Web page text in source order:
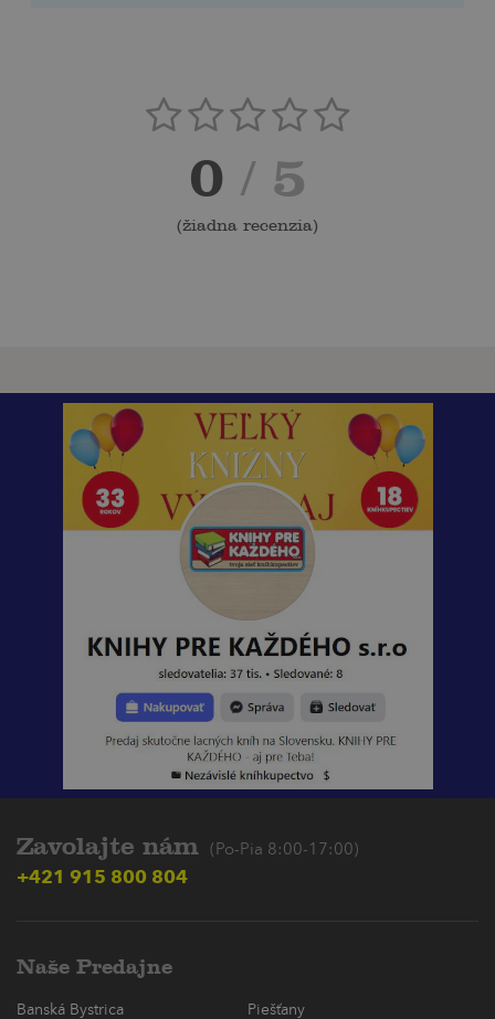
0 / 5
(žiadna recenzia)
Zavolajte nám (Po-Pia 8:00-17:00)
+421 915 800 804
Naše Predajne
Banská Bystrica
Piešťany